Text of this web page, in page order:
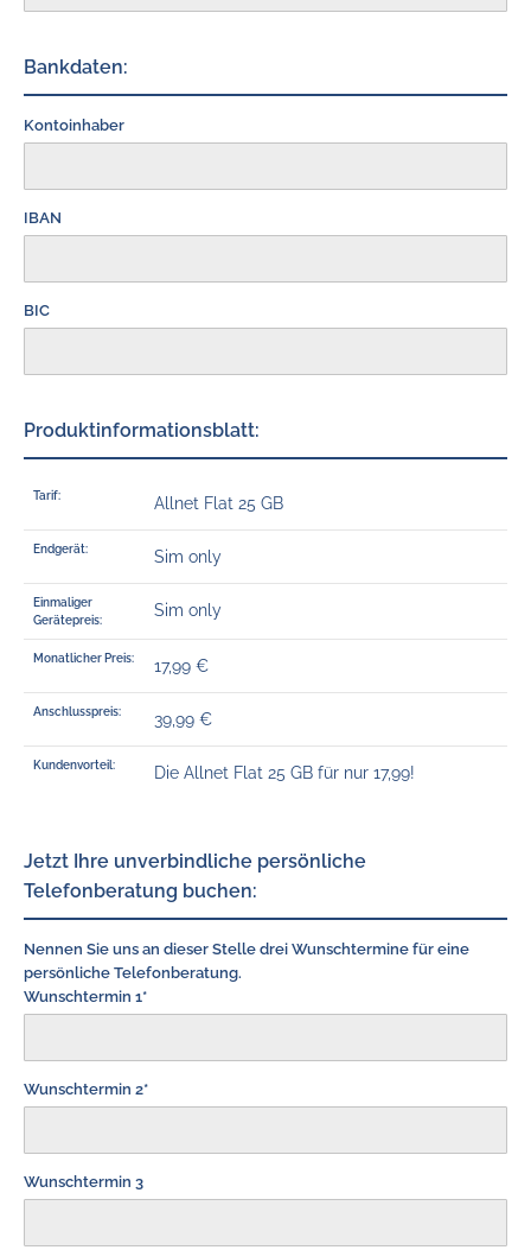
Bankdaten:
Kontoinhaber
IBAN
BIC
Produktinformationsblatt:
Tarif: Allnet Flat 25 GB
Endgerät: Sim only
Einmaliger
Gerätepreis:
Sim only
Monatlicher Preis: 17,99 €
Anschlusspreis: 39,99 €
Kundenvorteil: Die Allnet Flat 25 GB für nur 17,99!
Jetzt Ihre unverbindliche persönliche
Telefonberatung buchen:
Nennen Sie uns an dieser Stelle drei Wunschtermine für eine
persönliche Telefonberatung.
Wunschtermin 1*
Wunschtermin 2*
Wunschtermin 3